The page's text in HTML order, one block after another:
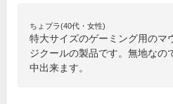
ちょプラ(40代・女性)
特大サイズのゲーミング用のマ
ジクールの製品です。無地なの
中出来ます。